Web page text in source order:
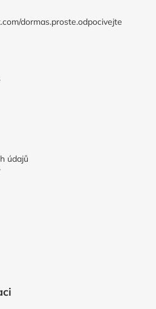
dormas.proste.odpocivejte
údajů